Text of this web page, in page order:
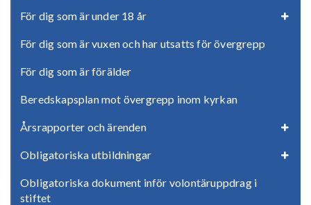
För dig som är under 18 år
För dig som är vuxen och har utsatts för övergrepp
För dig som är förälder
Beredskapsplan mot övergrepp inom kyrkan
Årsrapporter och ärenden
Obligatoriska utbildningar
Obligatoriska dokument inför volontäruppdrag i
stiftet